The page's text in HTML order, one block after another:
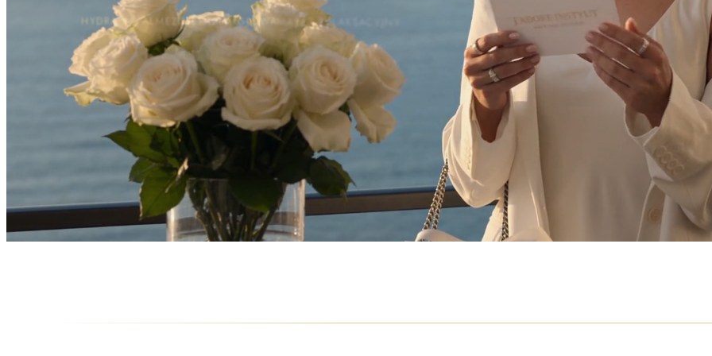
HYDRAFACIAL MEZOTERAPIA IGŁOWA
MASAŻ RELAKSACYJNY
CLEARLIFTMAKIJAŻ PERMANENTNYGENEO
PRZEDŁUŻANIE RZĘSNICI LIFTINGUJĄCE
—ważny 12 miesięcy—dla niej i dla niego
—e-bon PDF po potwierdzeniu zamówienia
SKOMPONUJ PREZENT
WYBIERZ WARTOŚĆ BONU ↓